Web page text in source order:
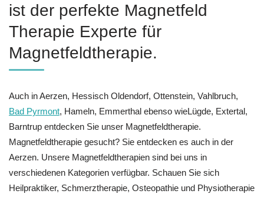
ist der perfekte Magnetfeld
Therapie Experte für
Magnetfeldtherapie.
Auch in Aerzen, Hessisch Oldendorf, Ottenstein, Vahlbruch,
Bad Pyrmont, Hameln, Emmerthal ebenso wieLügde, Extertal,
Barntrup entdecken Sie unser Magnetfeldtherapie.
Magnetfeldtherapie gesucht? Sie entdecken es auch in der
Aerzen. Unsere Magnetfeldtherapien sind bei uns in
verschiedenen Kategorien verfügbar. Schauen Sie sich
Heilpraktiker, Schmerztherapie, Osteopathie und Physiotherapie